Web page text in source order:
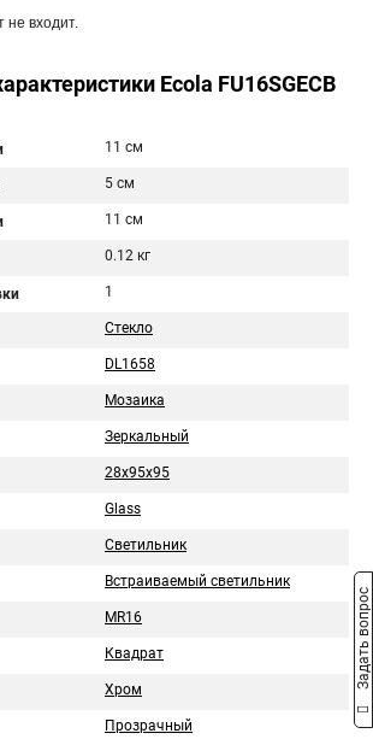
не входит.
Ecola FU16SGECB
11 см
5 см
11 см
0.12 кг
1
Стекло
DL1658
Мозаика
Зеркальный
28x95x95
Glass
Светильник
Встраиваемый светильник
MR16
Квадрат
Хром
Прозрачный
Задать вопрос